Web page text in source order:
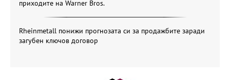
приходите на Warner Bros.
Rheinmetall понижи прогнозата си за продажбите заради
загубен ключов договор